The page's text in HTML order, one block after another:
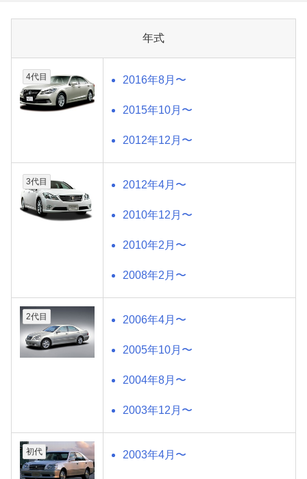
年式
4代目 2016年8月〜
2015年10月〜
2012年12月〜
3代目 2012年4月〜
2010年12月〜
2010年2月〜
2008年2月〜
2代目 2006年4月〜
2005年10月〜
2004年8月〜
2003年12月〜
初代 2003年4月〜